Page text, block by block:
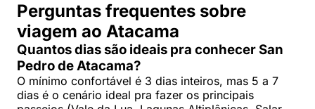
Perguntas frequentes sobre
viagem ao Atacama
Quantos dias são ideais pra conhecer San
Pedro de Atacama?
O mínimo confortável é 3 dias inteiros, mas 5 a 7
dias é o cenário ideal pra fazer os principais